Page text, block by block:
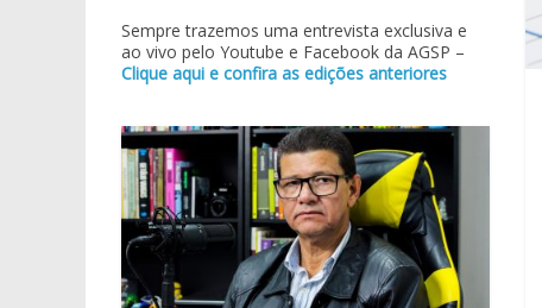
Sempre trazemos uma entrevista exclusiva e
ao vivo pelo Youtube e Facebook da AGSP –
Clique aqui e confira as edições anteriores